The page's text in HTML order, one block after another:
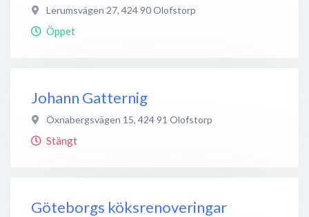
Lerumsvägen 27, 424 90Olofstorp
Öppet
Johann Gatternig
Öxnabergsvägen 15, 424 91 Olofstorp
Stängt
Göteborgs köksrenoveringar